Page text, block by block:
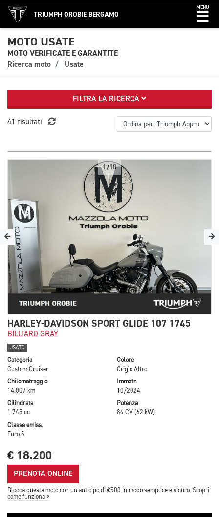
TRIUMPH OROBIE BERGAMO
MENU
MOTO USATE
MOTO VERIFICATE E GARANTITE
Ricerca moto
Usate
FILTRA LA RICERCA
41 risultati
1/10
HARLEY-DAVIDSON SPORT GLIDE 107 1745
BILLIARD GRAY
USATO
Categoria
Custom Cruiser
Colore
Grigio Altro
Chilometraggio
14.007 km
Immatr.
10/2024
Cilindrata
1.745 cc
Potenza
84 CV (62 kW)
Classe emiss.
Euro 5
€ 18.200
PRENOTA ONLINE
Blocca questa moto con un anticipo di €500 in modo semplice e sicuro. Scopri
come funziona